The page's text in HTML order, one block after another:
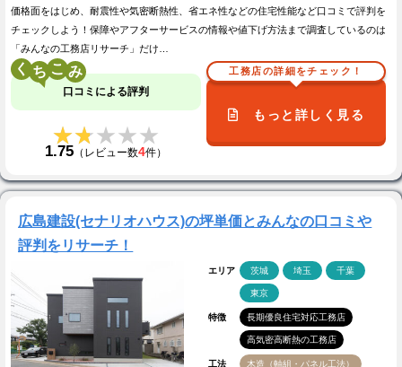
価格面をはじめ、耐震性や気密断熱性、省エネ性などの住宅性能など口コミで評判を
チェックしよう！保障やアフターサービスの情報や値下げ方法まで調査しているのは
「みんなの工務店リサーチ」だけ…
く こ
口コミによる評判
★★★★★
★★★★★
1.75 （レビュー数4件）
工務店の詳細をチェック！
もっと詳しく見る
広島建設(セナリオハウス)の坪単価とみんなの口コミや
評判をリサーチ！
エリア 茨城 埼玉 千葉
東京
特徴 長期優良住宅対応工務店
高気密高断熱の工務店
工法 木造（軸組・パネル工法）